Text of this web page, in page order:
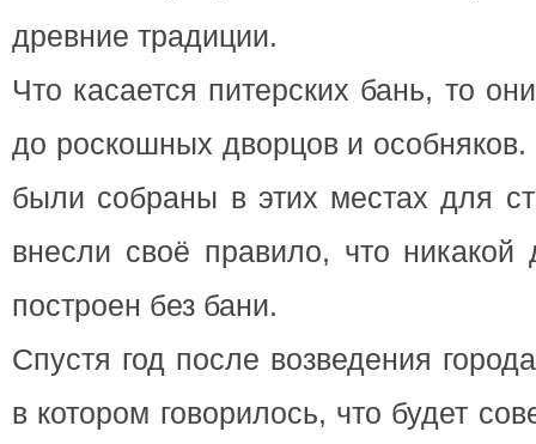
древние традиции.
Что касается питерских бань, то
до роскошных дворцов и особняков.
были собраны в этих местах для
внесли своё правило, что
построен без бани.
Спустя год после возведения
в котором говорилось, что будет